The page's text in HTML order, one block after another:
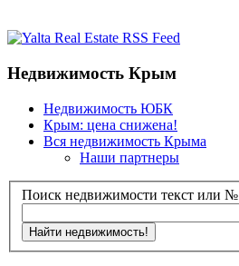
Недвижимость Крым
Недвижимость ЮБК
Крым: цена снижена!
Вся недвижимость Крыма
Наши партнеры
Поиск недвижимости текст или №